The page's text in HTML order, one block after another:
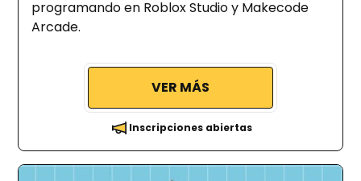
programando en Roblox Studio y Makecode
Arcade.
VER MÁS
Inscripciones abiertas